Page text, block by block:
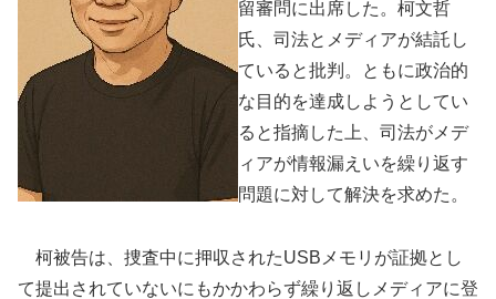
留審問に出席した。柯文哲
氏、司法とメディアが結託し
ていると批判。ともに政治的
な目的を達成しようとしてい
ると指摘した上、司法がメデ
ィアが情報漏えいを繰り返す
問題に対して解決を求めた。
柯被告は、捜査中に押収されたUSBメモリが証拠とし
て提出されていないにもかかわらず繰り返しメディアに登